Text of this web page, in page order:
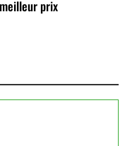
prix